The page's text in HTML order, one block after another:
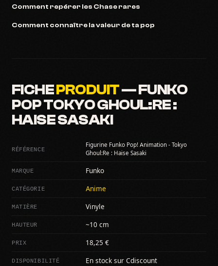
Comment repérer les Chase rares
Comment connaître la valeur de ta pop
FICHEPRODUIT— FUNKO
POP TOKYO GHOUL:RE :
HAISE SASAKI
RÉFÉRENCE
Figurine Funko Pop! Animation - Tokyo
Ghoul:Re : Haise Sasaki
MARQUE Funko
CATÉGORIE Anime
MATIÈRE Vinyle
HAUTEUR ~10 cm
PRIX 18,25 €
DISPONIBILITÉ En stock sur Cdiscount